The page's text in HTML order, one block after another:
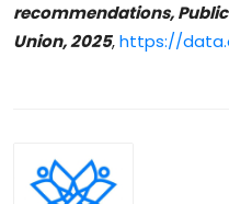
recommendations,
Union, 2025,https://